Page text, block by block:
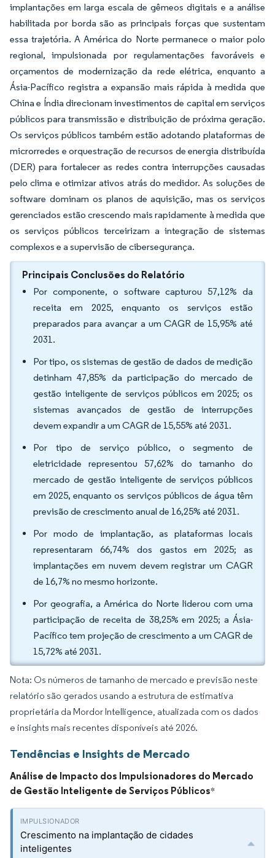
implantações em larga escala de gêmeos digitais e a análise
habilitada por borda são as principais forças que sustentam
essa trajetória. A América do Norte permanece o maior polo
regional, impulsionada por regulamentações favoráveis e
orçamentos de modernização da rede elétrica, enquanto a
Ásia-Pacífico registra a expansão mais rápida à medida que
China e Índia direcionam investimentos de capital em serviços
públicos para transmissão e distribuição de próxima geração.
Os serviços públicos também estão adotando plataformas de
microrredes e orquestração de recursos de energia distribuída
(DER) para fortalecer as redes contra interrupções causadas
pelo clima e otimizar ativos atrás do medidor. As soluções de
software dominam os planos de aquisição, mas os serviços
gerenciados estão crescendo mais rapidamente à medida que
os serviços públicos terceirizam a integração de sistemas
complexos e a supervisão de cibersegurança.
Principais Conclusões do Relatório
Por componente, o software capturou 57,12% da
receita em 2025, enquanto os serviços estão
preparados para avançar a um CAGR de 15,95% até
2031.
Por tipo, os sistemas de gestão de dados de medição
detinham 47,85% da participação do mercado de
gestão inteligente de serviços públicos em 2025; os
sistemas avançados de gestão de interrupções
devem expandir a um CAGR de 15,55% até 2031.
Por tipo de serviço público, o segmento de
eletricidade representou 57,62% do tamanho do
mercado de gestão inteligente de serviços públicos
em 2025, enquanto os serviços públicos de água têm
previsão de crescimento anual de 16,25% até 2031.
Por modo de implantação, as plataformas locais
representaram 66,74% dos gastos em 2025; as
implantações em nuvem devem registrar um CAGR
de 16,7% no mesmo horizonte.
Por geografia, a América do Norte liderou com uma
participação de receita de 38,25% em 2025; a Ásia-
Pacífico tem projeção de crescimento a um CAGR de
15,72% até 2031.
Nota: Os números de tamanho de mercado e previsão neste
relatório são gerados usando a estrutura de estimativa
proprietária da Mordor Intelligence, atualizada com os dados
e insights mais recentes disponíveis até 2026.
Tendências e Insights de Mercado
Análise de Impacto dos Impulsionadores do Mercado
de Gestão Inteligente de Serviços Públicos*
Crescimento na implantação de cidades
inteligentes